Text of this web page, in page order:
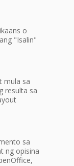
o
"Isalin"
mula sa
resulta sa
sa
ng opisina